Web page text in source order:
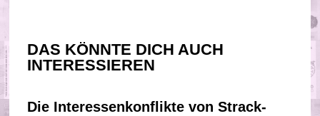
DAS KÖNNTE DICH AUCH
INTERESSIEREN
Die Interessenkonflikte von Strack-